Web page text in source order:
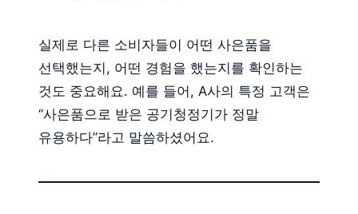
실제로 다른 소비자들이 어떤 사은품을
선택했는지, 어떤 경험을 했는지를 확인하는
것도 중요해요. 예를 들어, A사의 특정 고객은
“사은품으로 받은 공기청정기가 정말
유용하다”라고 말씀하셨어요.